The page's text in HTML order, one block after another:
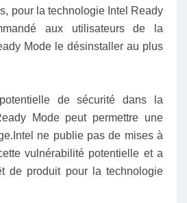
pour la technologie Intel Ready
aux utilisateurs de la
Mode le désinstaller au plus
de sécurité dans la
Mode peut permettre une
ne publie pas de mises à
vulnérabilité potentielle et a
de produit pour la technologie